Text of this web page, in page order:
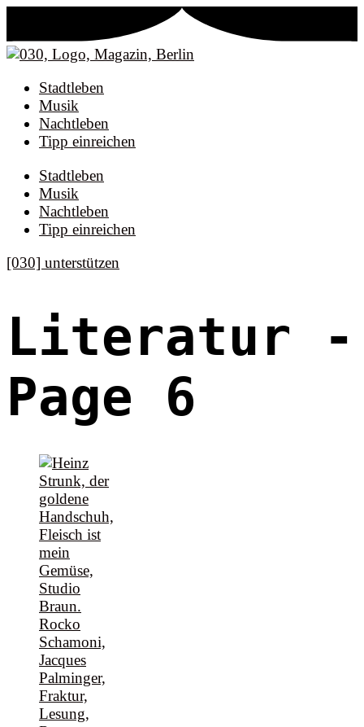
Stadtleben
Musik
Nachtleben
Tipp einreichen
Stadtleben
Musik
Nachtleben
Tipp einreichen
[030] unterstützen
Literatur -
Page 6